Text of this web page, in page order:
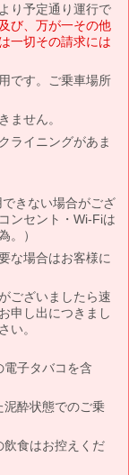
り予定通り運行で
び、万が一その他
一切その請求には
です。ご乗車場所
ません。
ライニングがあま
きない場合がござ
ンセント・Wi-Fiは
。）
な場合はお客様に
ございましたら速
申し出につきまし
い。
子タバコを含
泥酔状態でのご乗
飲食はお控えくだ